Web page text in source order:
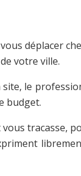
déplacer
votre ville.
site, le
budget.
tracasse,